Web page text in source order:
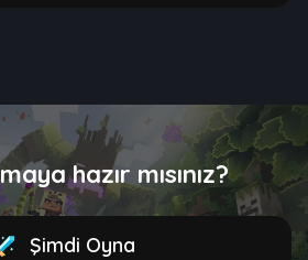
hazır mısınız?
Şimdi Oyna